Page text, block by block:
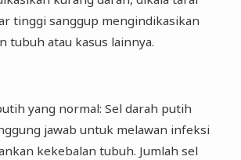
tinggi sanggup mengindikasikan
tubuh atau kasus lainnya.
yang normal: Sel darah putih
jawab untuk melawan infeksi
kekebalan tubuh. Jumlah sel